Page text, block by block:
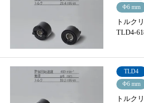
Φ6 mm
トルク
TLD4-
TLD4
Φ6 mm
トルク